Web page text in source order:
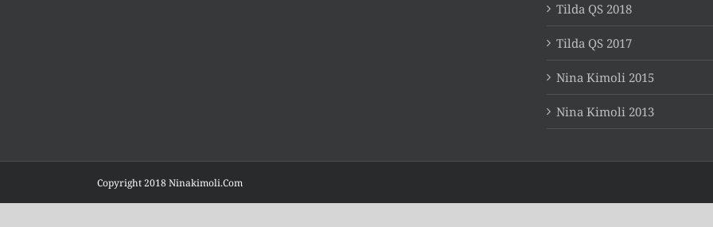
Tilda QS 2018
Tilda QS 2017
Nina Kimoli 2015
Nina Kimoli 2013
Copyright 2018 Ninakimoli.Com